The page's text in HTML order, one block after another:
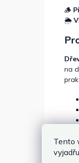
Tento
🪵
🌦️
na